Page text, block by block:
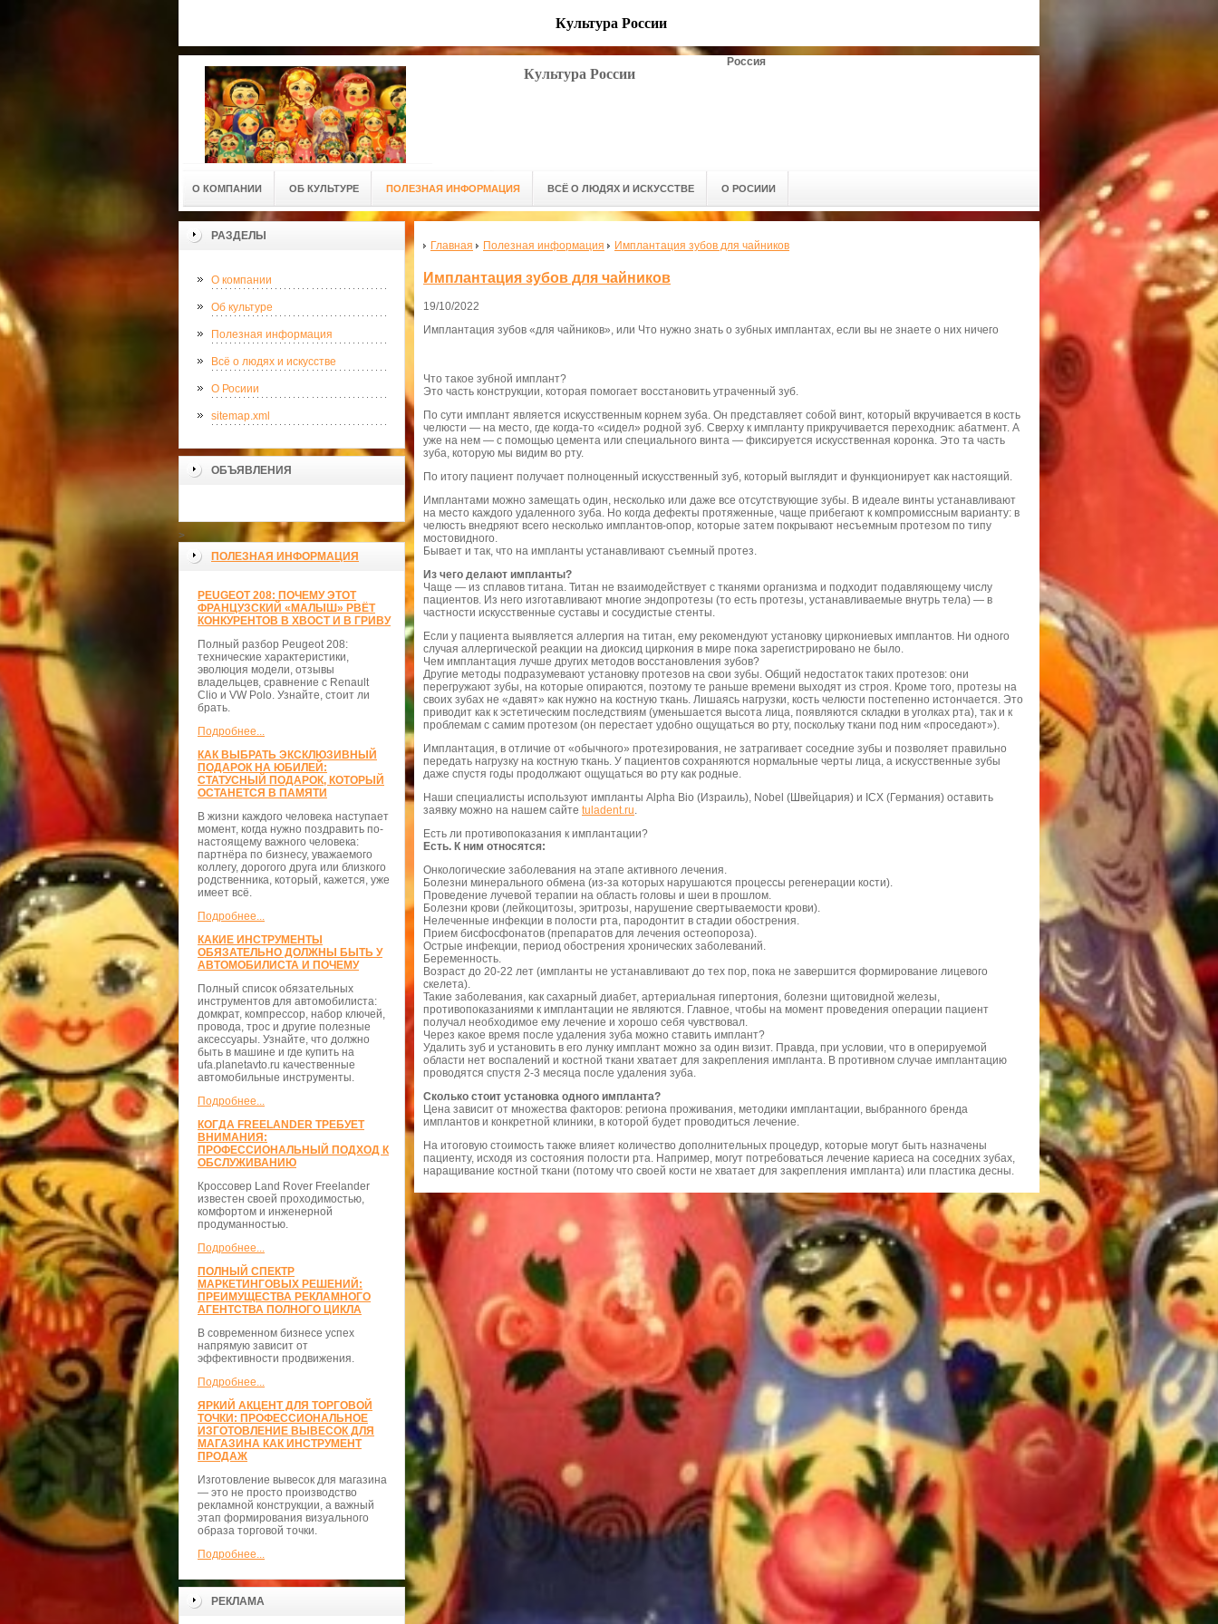
Культура России
Культура России
Россия
О КОМПАНИИ ОБ КУЛЬТУРЕ ПОЛЕЗНАЯ ИНФОРМАЦИЯ ВСЁ О ЛЮДЯХ И ИСКУССТВЕ О РОСИИИ
РАЗДЕЛЫ
О компании
Об культуре
Полезная информация
Всё о людях и искусстве
О Росиии
sitemap.xml
ОБЪЯВЛЕНИЯ
>
ПОЛЕЗНАЯ ИНФОРМАЦИЯ
PEUGEOT 208: ПОЧЕМУ ЭТОТ
ФРАНЦУЗСКИЙ «МАЛЫШ» РВЁТ
КОНКУРЕНТОВ В ХВОСТ И В ГРИВУ
Полный разбор Peugeot 208:
технические характеристики,
эволюция модели, отзывы
владельцев, сравнение с Renault
Clio и VW Polo. Узнайте, стоит ли
брать.
Подробнее...
КАК ВЫБРАТЬ ЭКСКЛЮЗИВНЫЙ
ПОДАРОК НА ЮБИЛЕЙ:
СТАТУСНЫЙ ПОДАРОК, КОТОРЫЙ
ОСТАНЕТСЯ В ПАМЯТИ
В жизни каждого человека наступает
момент, когда нужно поздравить по-
настоящему важного человека:
партнёра по бизнесу, уважаемого
коллегу, дорогого друга или близкого
родственника, который, кажется, уже
имеет всё.
Подробнее...
КАКИЕ ИНСТРУМЕНТЫ
ОБЯЗАТЕЛЬНО ДОЛЖНЫ БЫТЬ У
АВТОМОБИЛИСТА И ПОЧЕМУ
Полный список обязательных
инструментов для автомобилиста:
домкрат, компрессор, набор ключей,
провода, трос и другие полезные
аксессуары. Узнайте, что должно
быть в машине и где купить на
ufa.planetavto.ru качественные
автомобильные инструменты.
Подробнее...
КОГДА FREELANDER ТРЕБУЕТ
ВНИМАНИЯ:
ПРОФЕССИОНАЛЬНЫЙ ПОДХОД К
ОБСЛУЖИВАНИЮ
Кроссовер Land Rover Freelander
известен своей проходимостью,
комфортом и инженерной
продуманностью.
Подробнее...
ПОЛНЫЙ СПЕКТР
МАРКЕТИНГОВЫХ РЕШЕНИЙ:
ПРЕИМУЩЕСТВА РЕКЛАМНОГО
АГЕНТСТВА ПОЛНОГО ЦИКЛА
В современном бизнесе успех
напрямую зависит от
эффективности продвижения.
Подробнее...
ЯРКИЙ АКЦЕНТ ДЛЯ ТОРГОВОЙ
ТОЧКИ: ПРОФЕССИОНАЛЬНОЕ
ИЗГОТОВЛЕНИЕ ВЫВЕСОК ДЛЯ
МАГАЗИНА КАК ИНСТРУМЕНТ
ПРОДАЖ
Изготовление вывесок для магазина
— это не просто производство
рекламной конструкции, а важный
этап формирования визуального
образа торговой точки.
Подробнее...
РЕКЛАМА
Главная Полезная информация Имплантация зубов для чайников
Имплантация зубов для чайников
19/10/2022
Имплантация зубов «для чайников», или Что нужно знать о зубных имплантах, если вы не знаете о них ничего
Что такое зубной имплант?
Это часть конструкции, которая помогает восстановить утраченный зуб.
По сути имплант является искусственным корнем зуба. Он представляет собой винт, который вкручивается в кость
челюсти — на место, где когда-то «сидел» родной зуб. Сверху к импланту прикручивается переходник: абатмент. А
уже на нем — с помощью цемента или специального винта — фиксируется искусственная коронка. Это та часть
зуба, которую мы видим во рту.
По итогу пациент получает полноценный искусственный зуб, который выглядит и функционирует как настоящий.
Имплантами можно замещать один, несколько или даже все отсутствующие зубы. В идеале винты устанавливают
на место каждого удаленного зуба. Но когда дефекты протяженные, чаще прибегают к компромиссным варианту: в
челюсть внедряют всего несколько имплантов-опор, которые затем покрывают несъемным протезом по типу
мостовидного.
Бывает и так, что на импланты устанавливают съемный протез.
Из чего делают импланты?
Чаще — из сплавов титана. Титан не взаимодействует с тканями организма и подходит подавляющему числу
пациентов. Из него изготавливают многие эндопротезы (то есть протезы, устанавливаемые внутрь тела) — в
частности искусственные суставы и сосудистые стенты.
Если у пациента выявляется аллергия на титан, ему рекомендуют установку циркониевых имплантов. Ни одного
случая аллергической реакции на диоксид циркония в мире пока зарегистрировано не было.
Чем имплантация лучше других методов восстановления зубов?
Другие методы подразумевают установку протезов на свои зубы. Общий недостаток таких протезов: они
перегружают зубы, на которые опираются, поэтому те раньше времени выходят из строя. Кроме того, протезы на
своих зубах не «давят» как нужно на костную ткань. Лишаясь нагрузки, кость челюсти постепенно истончается. Это
приводит как к эстетическим последствиям (уменьшается высота лица, появляются складки в уголках рта), так и к
проблемам с самим протезом (он перестает удобно ощущаться во рту, поскольку ткани под ним «проседают»).
Имплантация, в отличие от «обычного» протезирования, не затрагивает соседние зубы и позволяет правильно
передать нагрузку на костную ткань. У пациентов сохраняются нормальные черты лица, а искусственные зубы
даже спустя годы продолжают ощущаться во рту как родные.
Наши специалисты используют импланты Alpha Bio (Израиль), Nobel (Швейцария) и ICX (Германия) оставить
заявку можно на нашем сайте tuladent.ru.
Есть ли противопоказания к имплантации?
Есть. К ним относятся:
Онкологические заболевания на этапе активного лечения.
Болезни минерального обмена (из-за которых нарушаются процессы регенерации кости).
Проведение лучевой терапии на область головы и шеи в прошлом.
Болезни крови (лейкоцитозы, эритрозы, нарушение свертываемости крови).
Нелеченные инфекции в полости рта, пародонтит в стадии обострения.
Прием бисфосфонатов (препаратов для лечения остеопороза).
Острые инфекции, период обострения хронических заболеваний.
Беременность.
Возраст до 20-22 лет (импланты не устанавливают до тех пор, пока не завершится формирование лицевого
скелета).
Такие заболевания, как сахарный диабет, артериальная гипертония, болезни щитовидной железы,
противопоказаниями к имплантации не являются. Главное, чтобы на момент проведения операции пациент
получал необходимое ему лечение и хорошо себя чувствовал.
Через какое время после удаления зуба можно ставить имплант?
Удалить зуб и установить в его лунку имплант можно за один визит. Правда, при условии, что в оперируемой
области нет воспалений и костной ткани хватает для закрепления импланта. В противном случае имплантацию
проводятся спустя 2-3 месяца после удаления зуба.
Сколько стоит установка одного импланта?
Цена зависит от множества факторов: региона проживания, методики имплантации, выбранного бренда
имплантов и конкретной клиники, в которой будет проводиться лечение.
На итоговую стоимость также влияет количество дополнительных процедур, которые могут быть назначены
пациенту, исходя из состояния полости рта. Например, могут потребоваться лечение кариеса на соседних зубах,
наращивание костной ткани (потому что своей кости не хватает для закрепления импланта) или пластика десны.